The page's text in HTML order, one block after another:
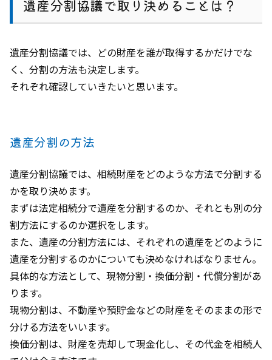
遺産分割協議で取り決めることは？
遺産分割協議では、どの財産を誰が取得するかだけでな
く、分割の方法も決定します。
それぞれ確認していきたいと思います。
遺産分割の方法
遺産分割協議では、相続財産をどのような方法で分割する
かを取り決めます。
まずは法定相続分で遺産を分割するのか、それとも別の分
割方法にするのか選択をします。
また、遺産の分割方法には、それぞれの遺産をどのように
遺産を分割するのかについても決めなければなりません。
具体的な方法として、現物分割・換価分割・代償分割があ
ります。
現物分割は、不動産や預貯金などの財産をそのままの形で
分ける方法をいいます。
換価分割は、財産を売却して現金化し、その代金を相続人